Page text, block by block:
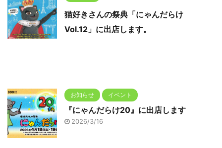
猫好きさんの祭典「にゃんだらけ
Vol.12」に出店します。
お知らせ イベント
『にゃんだらけ20』に出店します
2026/3/16